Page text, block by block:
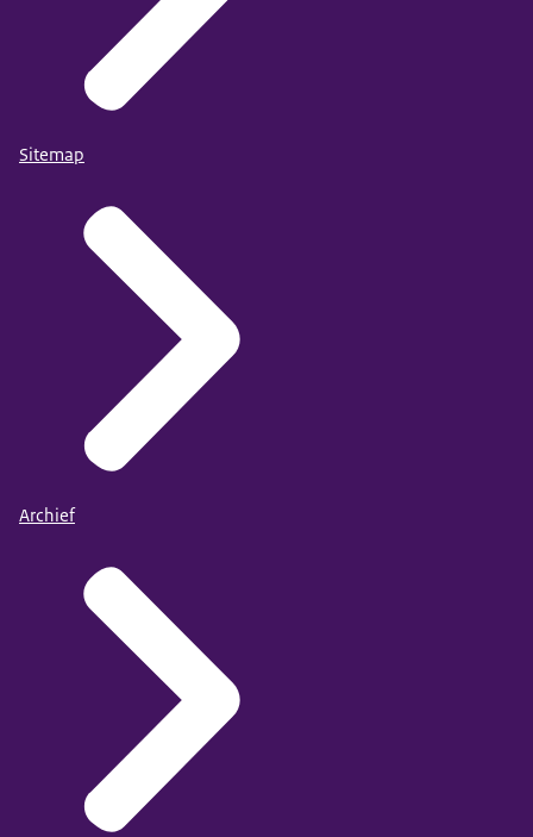
3,49), ‘positief’ (3,50-4,49) en ‘zeer positief’ (4,50-
5,00). Als van de items, die allemaal aan alle
respondenten zijn voorgelegd, een schaal wordt
geconstrueerd, is de Cronbach’s alpha 0,87.
is, verbreek ik de relatie.
Ik zou geen relatie willen hebben met een intersekse
persoon.
Intersekse kinderen moeten met medische
behandelingen gewone mannen of vrouwen
worden.
Als ik een baby had die intersekse was, en er was
geen medische reden om te opereren, dan zou ik
hiermee wachten totdat het kind hierover zelf kan
Ik vind het raar als mensen biologisch niet in het
plaatje van man of vrouw passen.
Data beschikbaar in: tweejaarlijks
Gepubliceerd in het CMS: 10 juni 2026
Sitemap
Archief